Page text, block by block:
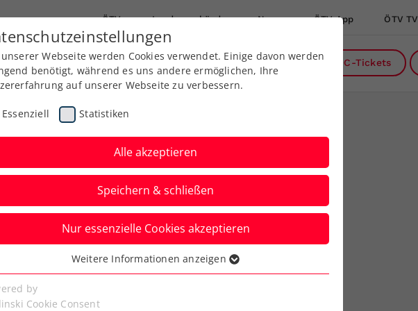
ÖTV Landesverbände News ÖTV App ÖTV TV
Ausbildung Services Über uns DC-Tickets
78.000 Fans und
mit Erste Bank
Webseite werden Cookies verwendet. Einige davon werden
benötigt, während es uns andere ermöglichen, Ihre
auf unserer Webseite zu verbessern.
Essenziell Statistiken
Alle akzeptieren
Speichern & schließen
Nur essenzielle Cookies akzeptieren
Cookies werden für grundlegende Funktionen der
benötigt. Dadurch ist gewährleistet, dass die Webseite
Weitere Informationen anzeigen
by
Cookie Consent